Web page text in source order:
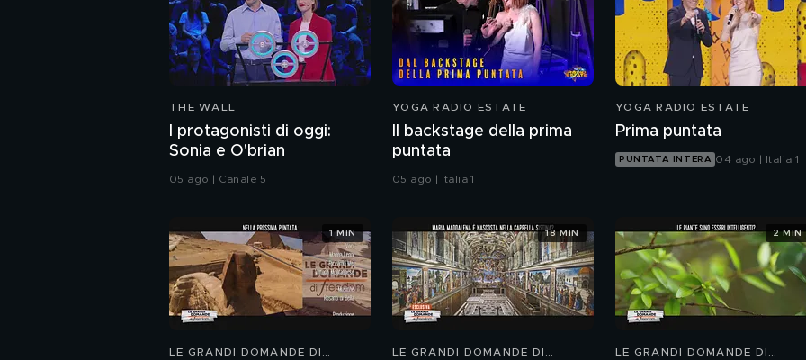
THE WALL
I protagonisti di oggi:
Sonia e O'brian
05 ago | Canale 5
YOGA RADIO ESTATE
Il backstage della prima
puntata
05 ago | Italia 1
YOGA RADIO ESTATE
Prima puntata
PUNTATA INTERA 04 ago | Italia 1
LE GRANDI DOMANDE DI
1 MIN
LE GRANDI DOMANDE DI
18 MIN
LE GRANDI DOMANDE DI
2 MIN